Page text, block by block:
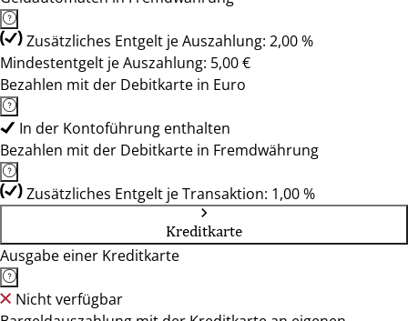
Zusätzliches Entgelt je Auszahlung: 2,00 %
Mindestentgelt je Auszahlung: 5,00 €
Bezahlen mit der Debitkarte in Euro
In der Kontoführung enthalten
Bezahlen mit der Debitkarte in Fremdwährung
Zusätzliches Entgelt je Transaktion: 1,00 %
Kreditkarte
Ausgabe einer Kreditkarte
Nicht verfügbar